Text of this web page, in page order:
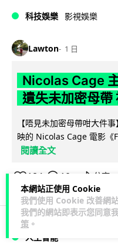
本網站正使用 Cookie
我們使用 Cookie 改善網
我們的網站即表示您同意
策 。
科技娛樂 影視娛樂
Lawton 1 日
Nicolas Cage
遺失未加密母帶
【唔見未加密母帶咁大件
映的 Nicolas Cage 電影
閱讀全文
184 10 分享
人工智能